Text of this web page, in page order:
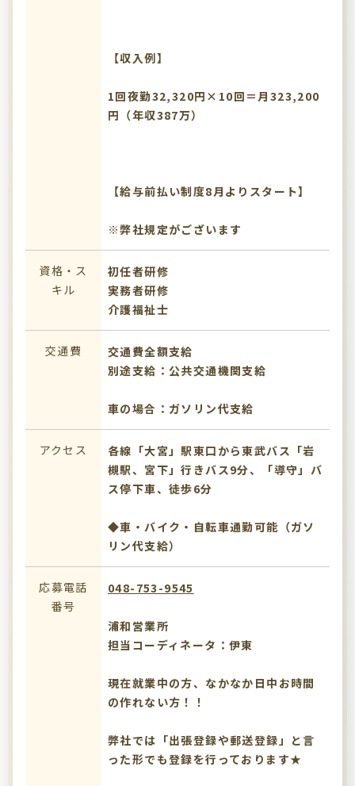
【収入例】
1回夜勤32,320円×10回＝月323,200
円（年収387万）
【給与前払い制度8月よりスタート】
※弊社規定がございます
資格・ス
キル
初任者研修
実務者研修
介護福祉士
交通費
交通費全額支給
別途支給：公共交通機関支給
車の場合：ガソリン代支給
アクセス
各線「大宮」駅東口から東武バス「岩
槻駅、宮下」行きバス9分、「導守」バ
ス停下車、徒歩6分
◆車・バイク・自転車通勤可能（ガソ
リン代支給）
応募電話
番号
048-753-9545
浦和営業所
担当コーディネータ：伊東
現在就業中の方、なかなか日中お時間
の作れない方！！
弊社では「出張登録や郵送登録」と言
った形でも登録を行っております★